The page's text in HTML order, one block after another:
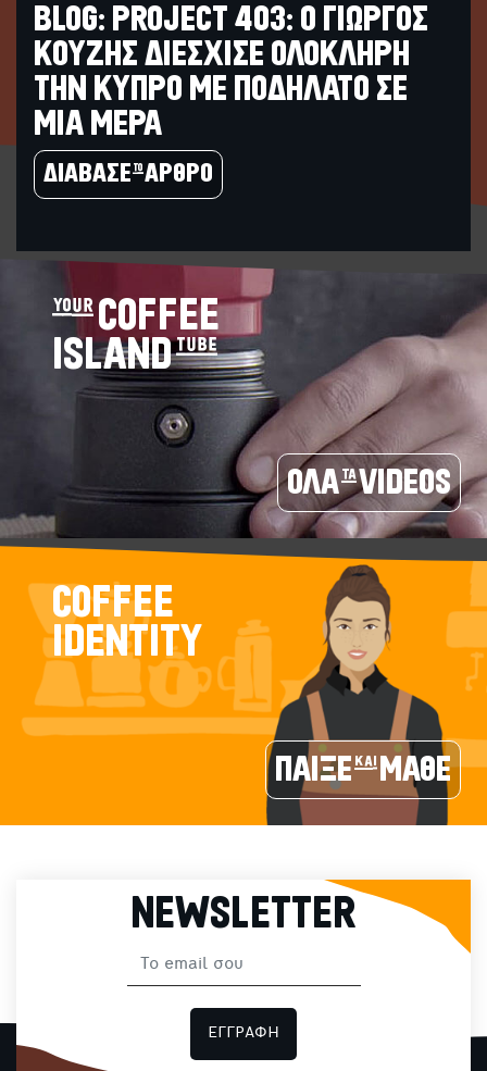
BLOG: PROJECT 403: Ο ΓΙΩΡΓΟΣ
ΚΟΥΖΗΣ ΔΙΕΣΧΙΣΕ ΟΛΟΚΛΗΡΗ
ΤΗΝ ΚΥΠΡΟ ΜΕ ΠΟΔΗΛΑΤΟ ΣΕ
ΜΙΑ ΜΕΡΑ
ΔΙΑΒΑΣΕ το ΑΡΘΡΟ
your COFFEE
ISLAND tube
ΟΛΑ τα VIDEOS
COFFEE
IDENTITY
ΠΑΙΞΕ και ΜΑΘΕ
NEWSLETTER
ΕΓΓΡΑΦΗ